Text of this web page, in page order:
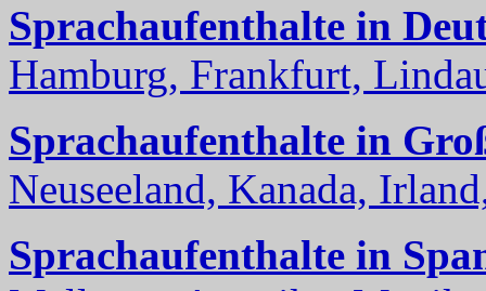
Sprachaufenthalte in
Hamburg, Frankfurt,
Sprachaufenthalte in
Neuseeland, Kanada,
Sprachaufenthalte in